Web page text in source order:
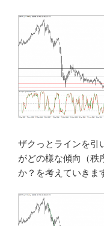
ザクっとラインを引
がどの様な傾向（秩
か？を考えていきま